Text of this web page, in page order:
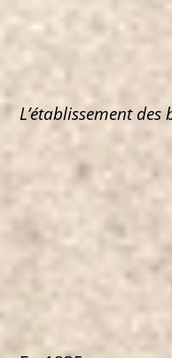
L’établissement